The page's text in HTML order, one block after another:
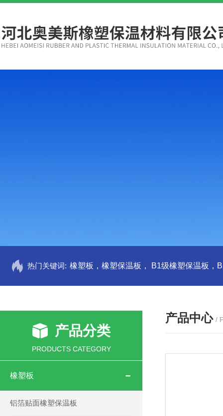
热门关键词:
产品分类
PRODUCTS CATEGORY
橡塑板
铝箔贴面橡塑保温板
产品中心 /